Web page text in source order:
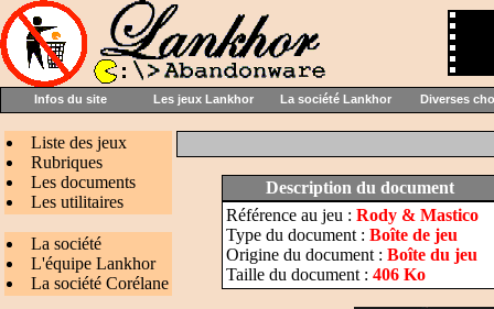
Infos du site Les jeux Lankhor La société Lankhor Diverses
Liste des jeux
Rubriques
Les documents
Les utilitaires
La société
L'équipe Lankhor
La société Corélane
Description du document
Référence au jeu : Rody & Mastico
Type du document : Boîte de jeu
Origine du document : Boîte du jeu
Taille du document : 406 Ko